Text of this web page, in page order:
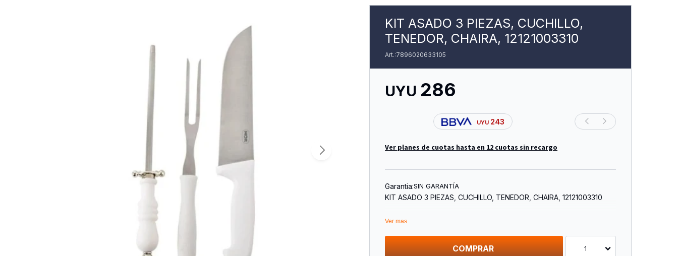
KIT ASADO 3 PIEZAS, CUCHILLO,
TENEDOR, CHAIRA, 12121003310
7896020633105
UYU 286
UYU 243
Ver planes de cuotas hasta en 12 cuotas sin recargo
Garantia:SIN GARANTÍA
KIT ASADO 3 PIEZAS, CUCHILLO, TENEDOR, CHAIRA, 12121003310
Ver mas
COMPRAR 1